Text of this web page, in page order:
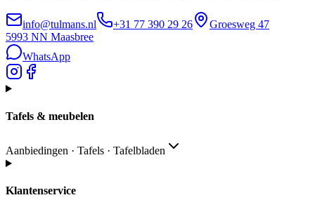
info@tulmans.nl +31 77 390 29 26
Groesweg 47
5993 NN Maasbree
WhatsApp
Tafels & meubelen
Aanbiedingen · Tafels · Tafelbladen
Klantenservice